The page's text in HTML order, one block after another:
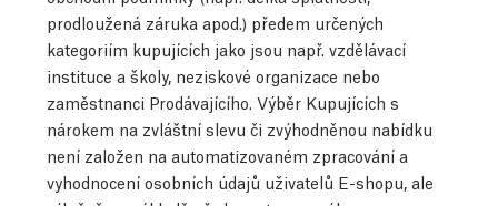
prodloužená záruka apod.) předem určených
kategoriím kupujících jako jsou např. vzdělávací
instituce a školy, neziskové organizace nebo
zaměstnanci Prodávajícího. Výběr Kupujících s
nárokem na zvláštní slevu či zvýhodněnou nabídku
není založen na automatizovaném zpracování a
vyhodnocení osobních údajů uživatelů E-shopu, ale